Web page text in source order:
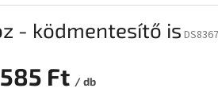
- ködmentesítő is
Ft / db